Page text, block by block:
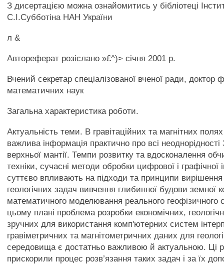
З дисертацією можна ознайомитись у бібліотеці
С.І.Субботіна НАН України
л &
Автореферат розіслано »£^)> січня 2001 р.
Вчений секретар спеціалізованої вченої ради, доктор
математичних наук
Загальна характеристика роботи.
Актуальність теми. В гравітаційних та магнітних
важлива інформація практично про всі неоднорідності
верхньої мантії. Темпи розвитку та вдосконалення
техніки, сучасні методи обробки цифрової і графічної
суттєво впливають на підходи та принципи вирішення
геологічних задач вивчення глибинної будови земної
математичного моделювання реального
цьому плані проблема розробки економічних,
зручних для використання комп'ютерних систем
гравіметричних та магнітометричних даних для
середовища є достатньо важливою й актуальною. Ці
прискорили процес розв’язання таких задач і за їх